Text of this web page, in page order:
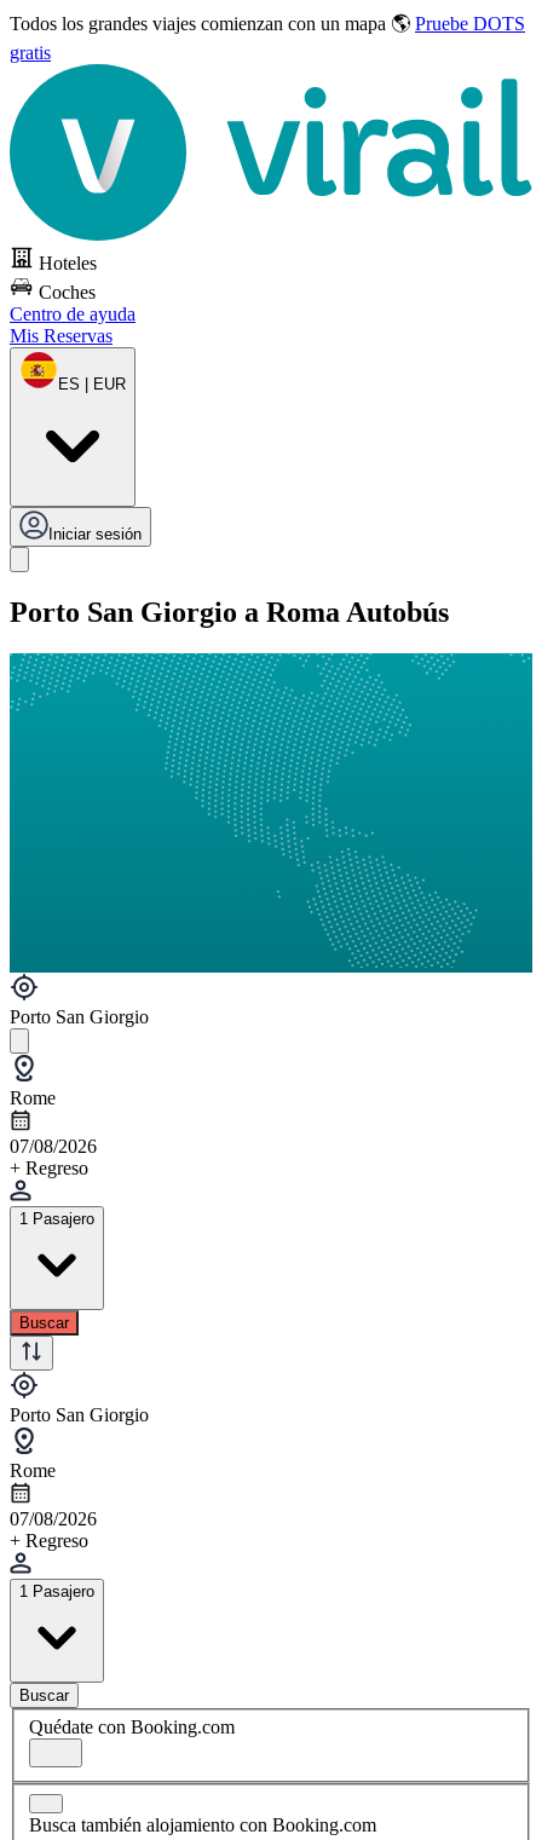
Todos los grandes viajes comienzan con un mapa 🌎 Pruebe DOTS
gratis
Hoteles
Coches
Centro de ayuda
Mis Reservas
ES | EUR
Iniciar sesión
Porto San Giorgio a Roma Autobús
Porto San Giorgio
Rome
07/08/2026
+ Regreso
1 Pasajero
Buscar
Porto San Giorgio
Rome
07/08/2026
+ Regreso
1 Pasajero
Buscar
Quédate con Booking.com
Busca también alojamiento con Booking.com